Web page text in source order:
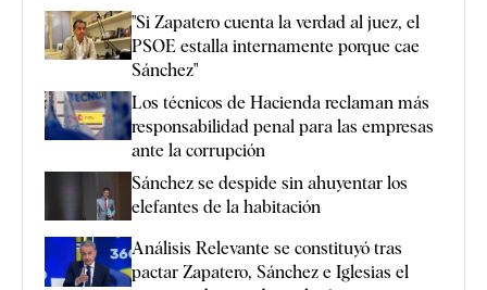
"Si Zapatero cuenta la verdad al juez, el
PSOE estalla internamente porque cae
Sánchez"
Los técnicos de Hacienda reclaman más
responsabilidad penal para las empresas
ante la corrupción
Sánchez se despide sin ahuyentar los
elefantes de la habitación
Análisis Relevante se constituyó tras
pactar Zapatero, Sánchez e Iglesias el